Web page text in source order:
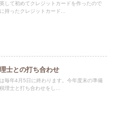
して初めてクレジットカードを作ったので
持ったクレジットカード...
士との打ち合わせ
毎年4月5日に終わります。今年度末の準備
理士と打ち合わせをし...